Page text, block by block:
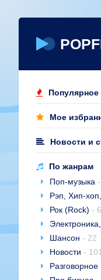
Популярное
Мое
Новости и
По жанрам
Поп-музыка
Рэп, Хип-
Рок (Rock) -
Шансон - 22
Новости - 101
Разговорное